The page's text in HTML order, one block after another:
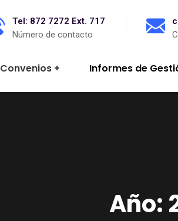
Tel: 872 7272 Ext. 717
Número de contacto
Convenios Informes de
Año: